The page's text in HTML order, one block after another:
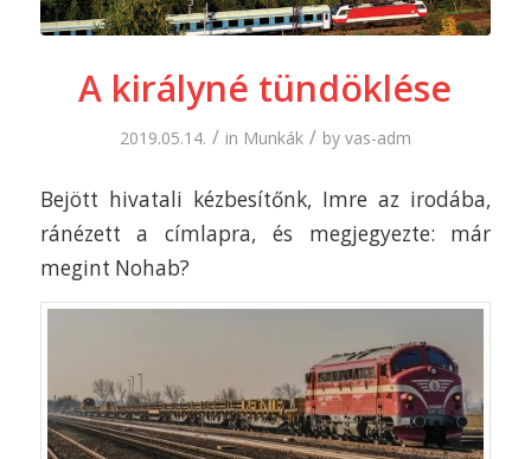
A királyné tündöklése
2019.05.14. / in Munkák / by vas-adm
Bejött hivatali kézbesítőnk, Imre az irodába,
ránézett a címlapra, és megjegyezte: már
megint Nohab?